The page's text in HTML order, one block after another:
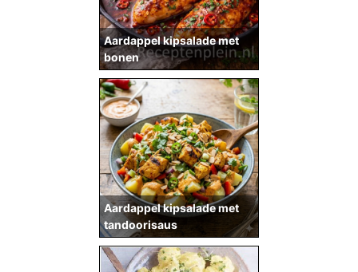
Aardappel kipsalade met
bonen
Aardappel kipsalade met
tandoorisaus